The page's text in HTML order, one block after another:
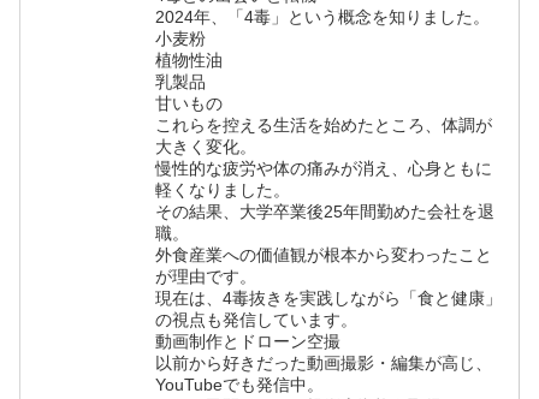
2024年、「4毒」という概念を知りました。
小麦粉
植物性油
乳製品
甘いもの
これらを控える生活を始めたところ、体調が
大きく変化。
慢性的な疲労や体の痛みが消え、心身ともに
軽くなりました。
その結果、大学卒業後25年間勤めた会社を退
職。
外食産業への価値観が根本から変わったこと
が理由です。
現在は、4毒抜きを実践しながら「食と健康」
の視点も発信しています。
動画制作とドローン空撮
以前から好きだった動画撮影・編集が高じ、
YouTubeでも発信中。